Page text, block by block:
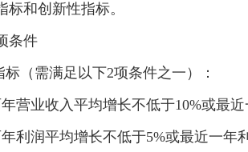
标和创新性指标。
条件
标（需满足以下2项条件之一）：
年营业收入平均增长不低于10%或最
年利润平均增长不低于5%或最近一年